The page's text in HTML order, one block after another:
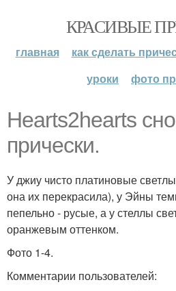
КРАСИВЫЕ
главная как сделать
уроки
фото
Hearts2hearts
прически.
У джиу чисто платиновые
она их перекрасила), у Эйны
пепельно - русые, а у стеллы
оранжевым оттенком.
Фото 1-4.
Комментарии пользователей: